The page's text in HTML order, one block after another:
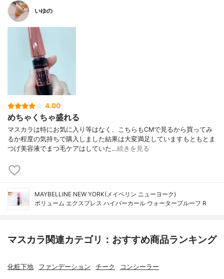
いゆの
4.00
めちゃくちゃ盛れる
マスカラは特にお気に入り等はなく、こちらもCMで見るから買ってみ
るか程度の気持ちで購入しました結果は大変満足していますもともとま
つげ美容液でまつ毛ケアはしていた…続きを見る
MAYBELLINE NEW YORK(メイベリン ニューヨーク)
ボリューム エクスプレス ハイパーカール ウォータープルーフ R
マスカラ関連カテゴリ：おすすめ商品ランキング
化粧下地 ファンデーション チーク コンシーラー